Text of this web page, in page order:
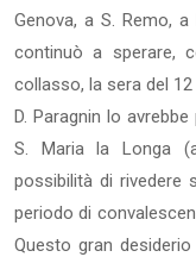
Genova, a S. Remo,
continuò a sperare,
collasso, la sera del
D. Paragnin lo
S. Maria la Longa
possibilità di rivedere
periodo di
Questo gran